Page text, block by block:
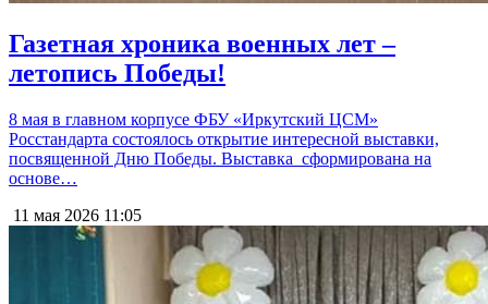
Газетная хроника военных лет –
летопись Победы!
8 мая в главном корпусе ФБУ «Иркутский ЦСМ»
Росстандарта состоялось открытие интересной выставки,
посвященной Дню Победы. Выставка сформирована на
основе…
11 мая 2026 11:05